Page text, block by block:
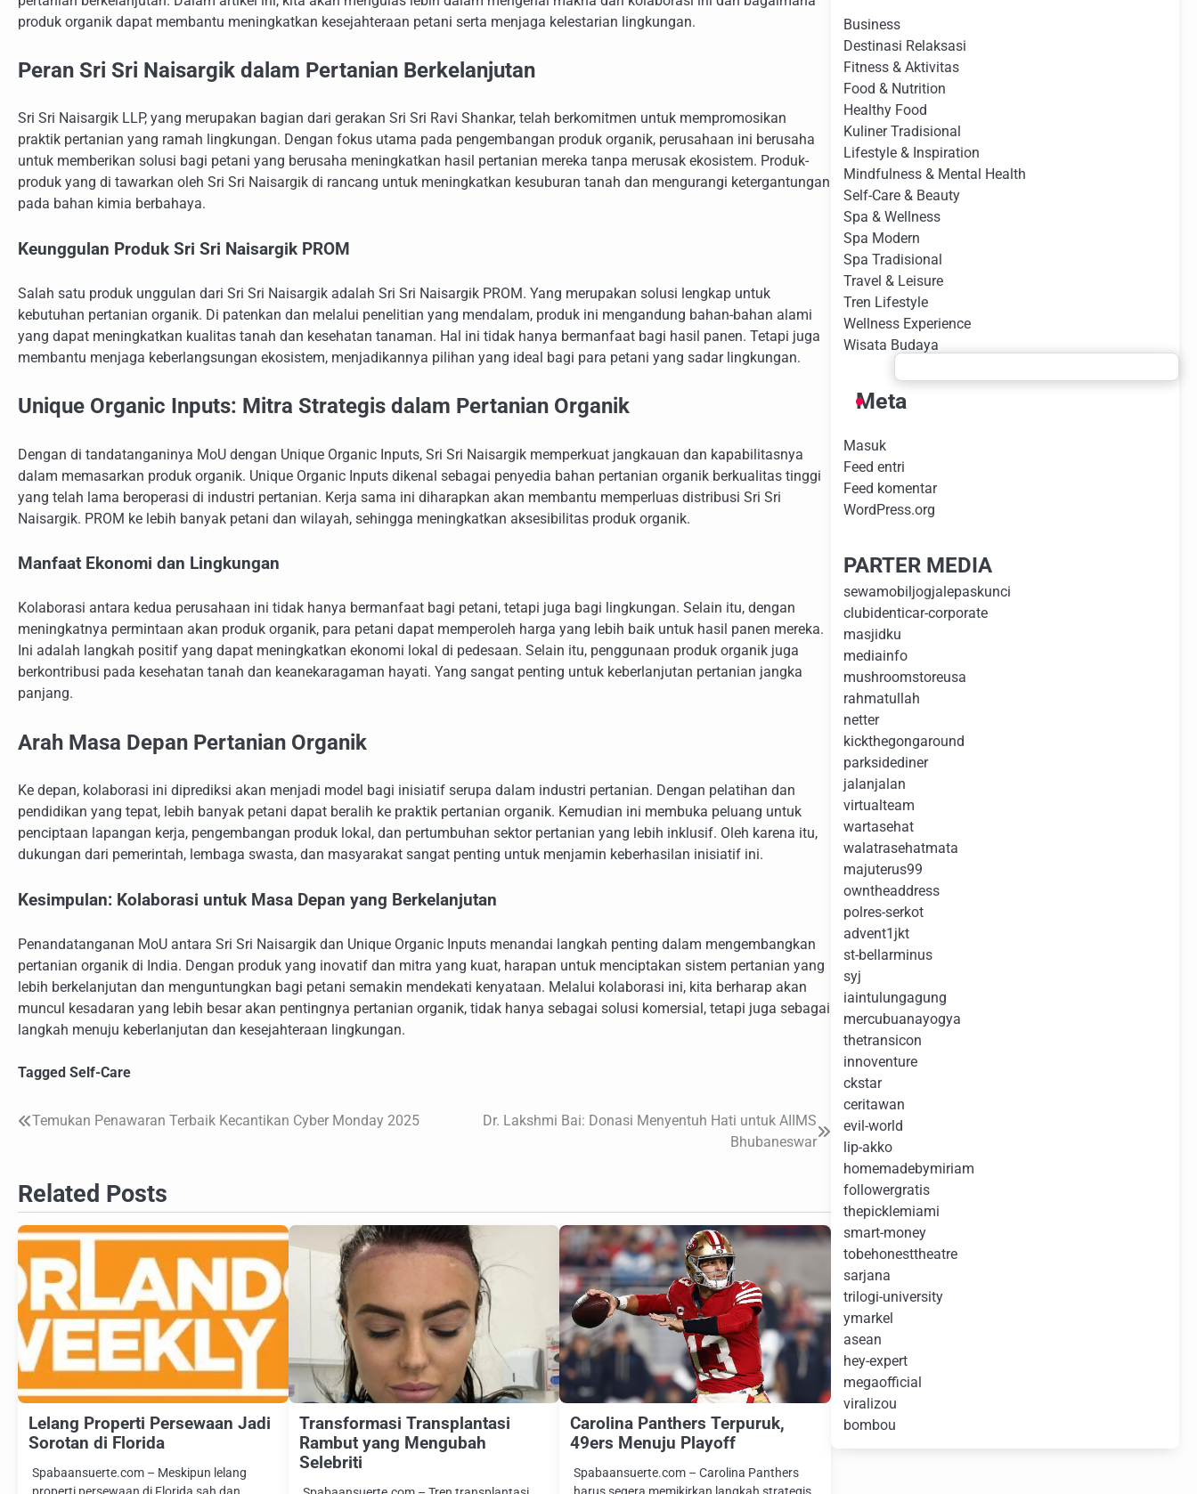
produk organik dapat membantu meningkatkan kesejahteraan petani serta menjaga kelestarian lingkungan.
Peran Sri Sri Naisargik dalam Pertanian Berkelanjutan
Sri Sri Naisargik LLP, yang merupakan bagian dari gerakan Sri Sri Ravi Shankar, telah berkomitmen untuk mempromosikan
praktik pertanian yang ramah lingkungan. Dengan fokus utama pada pengembangan produk organik, perusahaan ini berusaha
untuk memberikan solusi bagi petani yang berusaha meningkatkan hasil pertanian mereka tanpa merusak ekosistem. Produk-
produk yang di tawarkan oleh Sri Sri Naisargik di rancang untuk meningkatkan kesuburan tanah dan mengurangi ketergantungan
pada bahan kimia berbahaya.
Keunggulan Produk Sri Sri Naisargik PROM
Salah satu produk unggulan dari Sri Sri Naisargik adalah Sri Sri Naisargik PROM. Yang merupakan solusi lengkap untuk
kebutuhan pertanian organik. Di patenkan dan melalui penelitian yang mendalam, produk ini mengandung bahan-bahan alami
yang dapat meningkatkan kualitas tanah dan kesehatan tanaman. Hal ini tidak hanya bermanfaat bagi hasil panen. Tetapi juga
membantu menjaga keberlangsungan ekosistem, menjadikannya pilihan yang ideal bagi para petani yang sadar lingkungan.
Unique Organic Inputs: Mitra Strategis dalam Pertanian Organik
Dengan di tandatanganinya MoU dengan Unique Organic Inputs, Sri Sri Naisargik memperkuat jangkauan dan kapabilitasnya
dalam memasarkan produk organik. Unique Organic Inputs dikenal sebagai penyedia bahan pertanian organik berkualitas tinggi
yang telah lama beroperasi di industri pertanian. Kerja sama ini diharapkan akan membantu memperluas distribusi Sri Sri
Naisargik. PROM ke lebih banyak petani dan wilayah, sehingga meningkatkan aksesibilitas produk organik.
Manfaat Ekonomi dan Lingkungan
Kolaborasi antara kedua perusahaan ini tidak hanya bermanfaat bagi petani, tetapi juga bagi lingkungan. Selain itu, dengan
meningkatnya permintaan akan produk organik, para petani dapat memperoleh harga yang lebih baik untuk hasil panen mereka.
Ini adalah langkah positif yang dapat meningkatkan ekonomi lokal di pedesaan. Selain itu, penggunaan produk organik juga
berkontribusi pada kesehatan tanah dan keanekaragaman hayati. Yang sangat penting untuk keberlanjutan pertanian jangka
panjang.
Arah Masa Depan Pertanian Organik
Ke depan, kolaborasi ini diprediksi akan menjadi model bagi inisiatif serupa dalam industri pertanian. Dengan pelatihan dan
pendidikan yang tepat, lebih banyak petani dapat beralih ke praktik pertanian organik. Kemudian ini membuka peluang untuk
penciptaan lapangan kerja, pengembangan produk lokal, dan pertumbuhan sektor pertanian yang lebih inklusif. Oleh karena itu,
dukungan dari pemerintah, lembaga swasta, dan masyarakat sangat penting untuk menjamin keberhasilan inisiatif ini.
Kesimpulan: Kolaborasi untuk Masa Depan yang Berkelanjutan
Penandatanganan MoU antara Sri Sri Naisargik dan Unique Organic Inputs menandai langkah penting dalam mengembangkan
pertanian organik di India. Dengan produk yang inovatif dan mitra yang kuat, harapan untuk menciptakan sistem pertanian yang
lebih berkelanjutan dan menguntungkan bagi petani semakin mendekati kenyataan. Melalui kolaborasi ini, kita berharap akan
muncul kesadaran yang lebih besar akan pentingnya pertanian organik, tidak hanya sebagai solusi komersial, tetapi juga sebagai
langkah menuju keberlanjutan dan kesejahteraan lingkungan.
Tagged Self-Care
Navigasi
Temukan Penawaran Terbaik Kecantikan Cyber Monday 2025
Dr. Lakshmi Bai: Donasi Menyentuh Hati untuk AIIMS
Bhubaneswar
Related Posts
Lelang Properti Persewaan Jadi
Sorotan di Florida
Spabaansuerte.com – Meskipun lelang
Transformasi Transplantasi
Rambut yang Mengubah
Selebriti
Carolina Panthers Terpuruk,
49ers Menuju Playoff
Spabaansuerte.com – Carolina Panthers
Business
Destinasi Relaksasi
Fitness & Aktivitas
Food & Nutrition
Healthy Food
Kuliner Tradisional
Lifestyle & Inspiration
Mindfulness & Mental Health
Self-Care & Beauty
Spa & Wellness
Spa Modern
Spa Tradisional
Travel & Leisure
Tren Lifestyle
Wellness Experience
Wisata Budaya
Meta
Masuk
Feed entri
Feed komentar
WordPress.org
PARTER MEDIA
sewamobiljogjalepaskunci
clubidenticar-corporate
masjidku
mediainfo
mushroomstoreusa
rahmatullah
netter
kickthegongaround
parksidediner
jalanjalan
virtualteam
wartasehat
walatrasehatmata
majuterus99
owntheaddress
polres-serkot
advent1jkt
st-bellarminus
syj
iaintulungagung
mercubuanayogya
thetransicon
innoventure
ckstar
ceritawan
evil-world
lip-akko
homemadebymiriam
followergratis
thepicklemiami
smart-money
tobehonesttheatre
sarjana
trilogi-university
ymarkel
asean
hey-expert
megaofficial
viralizou
bombou